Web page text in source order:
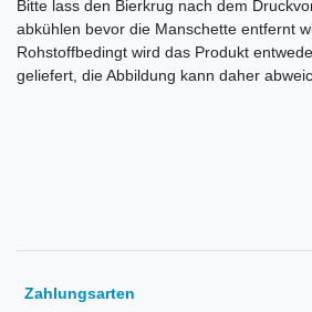
Bitte lass den Bierkrug nach dem
abkühlen bevor die Manschette entfernt
Rohstoffbedingt wird das Produkt
geliefert, die Abbildung kann daher
Zahlungsarten